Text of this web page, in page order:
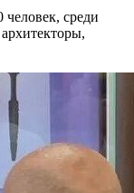
среди